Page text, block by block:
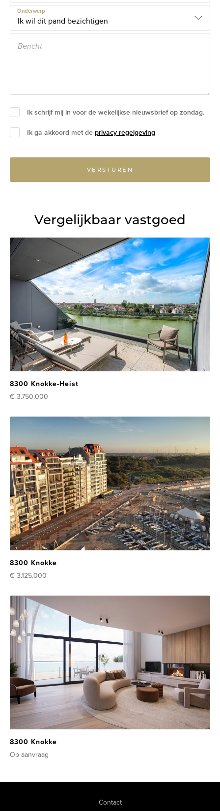
Onderwerp
Ik schrijf mij in voor de wekelijkse nieuwsbrief op zondag.
Ik ga akkoord met de privacy regelgeving
VERSTUREN
Vergelijkbaar vastgoed
8300 Knokke-Heist
€ 3.750.000
8300 Knokke
€ 3.125.000
8300 Knokke
Op aanvraag
Contact